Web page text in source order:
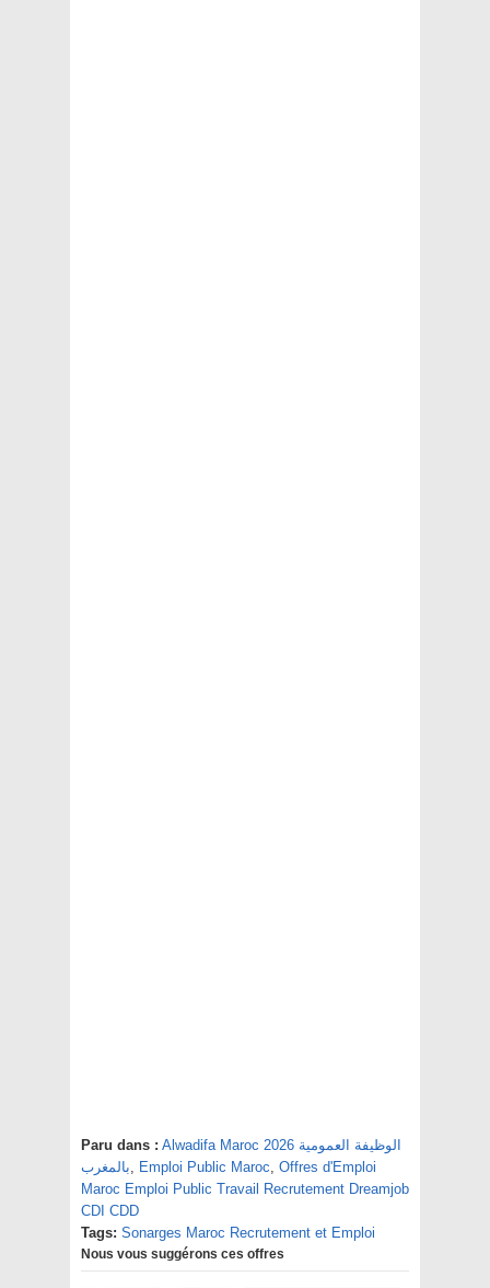
Paru dans : Alwadifa Maroc 2026 الوظيفة العمومية
بالمغرب, Emploi Public Maroc, Offres d'Emploi
Maroc Emploi Public Travail Recrutement Dreamjob
CDI CDD
Tags: Sonarges Maroc Recrutement et Emploi
Nous vous suggérons ces offres